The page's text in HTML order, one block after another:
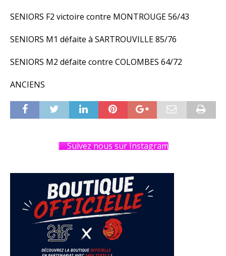
SENIORS F2 victoire contre MONTROUGE 56/43
SENIORS M1 défaite à SARTROUVILLE 85/76
SENIORS M2 défaite contre COLOMBES 64/72
ANCIENS
Suivez nous sur Instagram